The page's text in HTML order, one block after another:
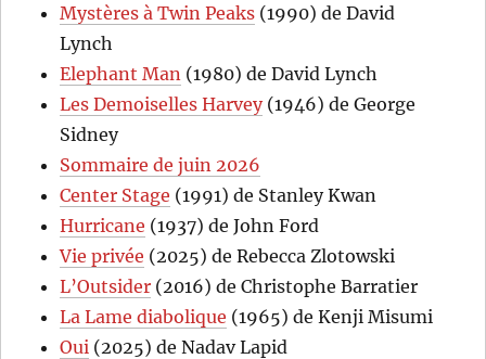
Mystères à Twin Peaks (1990) de David
Lynch
Elephant Man (1980) de David Lynch
Les Demoiselles Harvey(1946) de George
Sidney
Sommaire de juin 2026
Center Stage (1991) de Stanley Kwan
Hurricane (1937) de John Ford
Vie privée (2025) de Rebecca Zlotowski
L’Outsider (2016) de Christophe Barratier
La Lame diabolique (1965) de Kenji Misumi
Oui (2025) de Nadav Lapid